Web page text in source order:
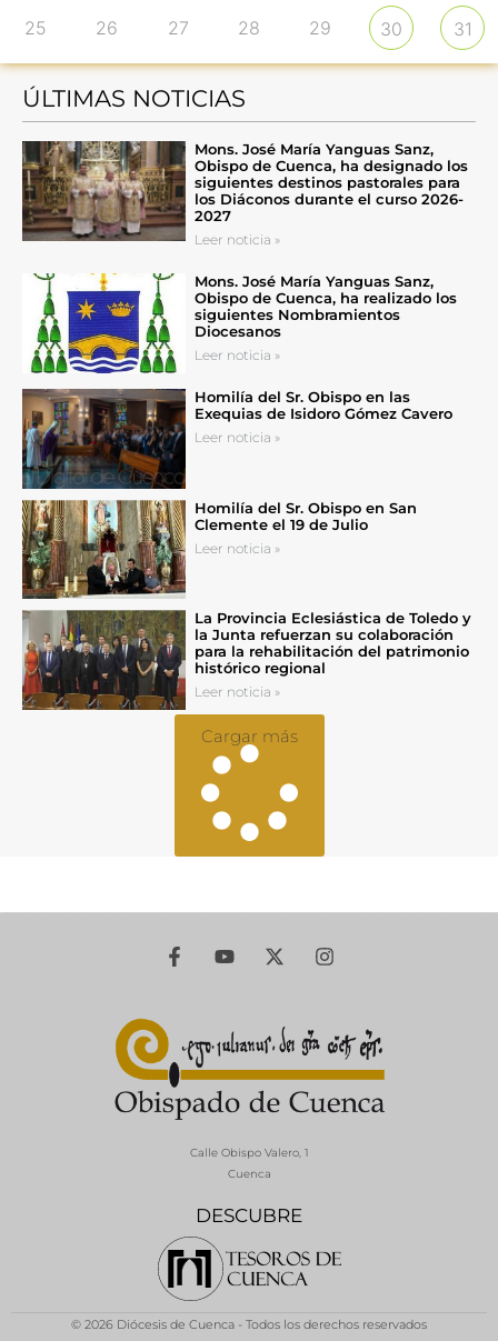
25 26 27 28 29 30 31
ÚLTIMAS NOTICIAS
Mons. José María Yanguas Sanz,
Obispo de Cuenca, ha designado los
siguientes destinos pastorales para
los Diáconos durante el curso 2026-
2027
Leer noticia »
Mons. José María Yanguas Sanz,
Obispo de Cuenca, ha realizado los
siguientes Nombramientos
Diocesanos
Leer noticia »
Homilía del Sr. Obispo en las
Exequias de Isidoro Gómez Cavero
Leer noticia »
Homilía del Sr. Obispo en San
Clemente el 19 de Julio
Leer noticia »
La Provincia Eclesiástica de Toledo y
la Junta refuerzan su colaboración
para la rehabilitación del patrimonio
histórico regional
Leer noticia »
Cargar más
DESCUBRE
Calle Obispo Valero, 1
Cuenca
© 2026 Diócesis de Cuenca - Todos los derechos reservados